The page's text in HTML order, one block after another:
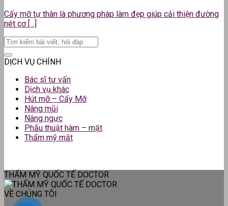
Cấy mỡ tự thân là phương pháp làm đẹp giúp cải thiện đường
nét cơ [...]
DỊCH VỤ CHÍNH
Bác sĩ tư vấn
Dịch vụ khác
Hút mỡ – Cấy Mỡ
Nâng mũi
Nâng ngực
Phẫu thuật hàm – mặt
Thẩm mỹ mắt
THẨM MỸ QUỐC TẾ DOCTOR
VỀ CHÚNG TÔI